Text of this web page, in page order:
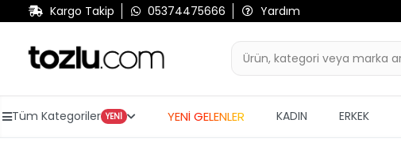
Kargo Takip 05374475666 Yardım
Tüm Kategoriler YENİ YENİ GELENLER KADIN ERKEK